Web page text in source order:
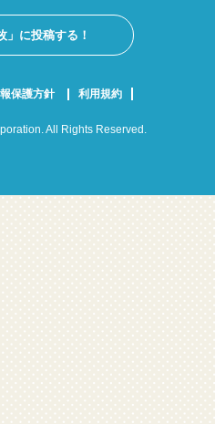
」に投稿する！
保護方針 利用規約
All Rights Reserved.